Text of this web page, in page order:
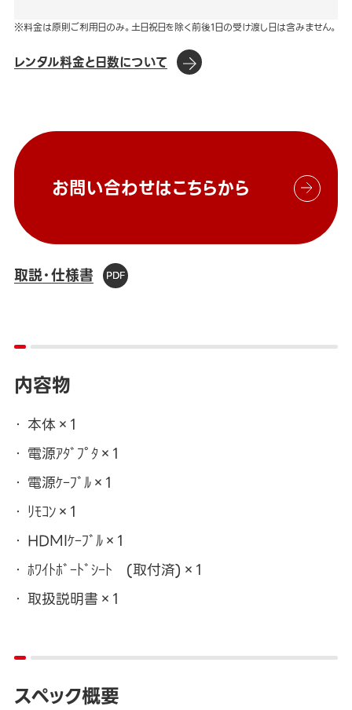
※料金は原則ご利用日のみ。土日祝日を除く前後1日の受け渡し日は含みません。
レンタル料金と日数について
お問い合わせはこちらから
取説・仕様書
内容物
本体×1
電源ｱﾀﾞﾌﾟﾀ×1
電源ｹｰﾌﾞﾙ×1
ﾘﾓｺﾝ×1
HDMIｹｰﾌﾞﾙ×1
ﾎﾜｲﾄﾎﾞｰﾄﾞｼｰﾄ (取付済)×1
取扱説明書×1
スペック概要